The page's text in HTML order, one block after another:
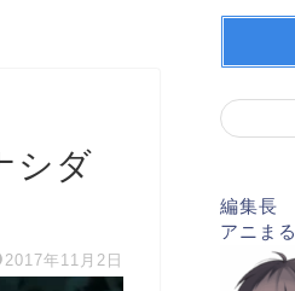
シダ
2017年11月2日
編集長
アニまる